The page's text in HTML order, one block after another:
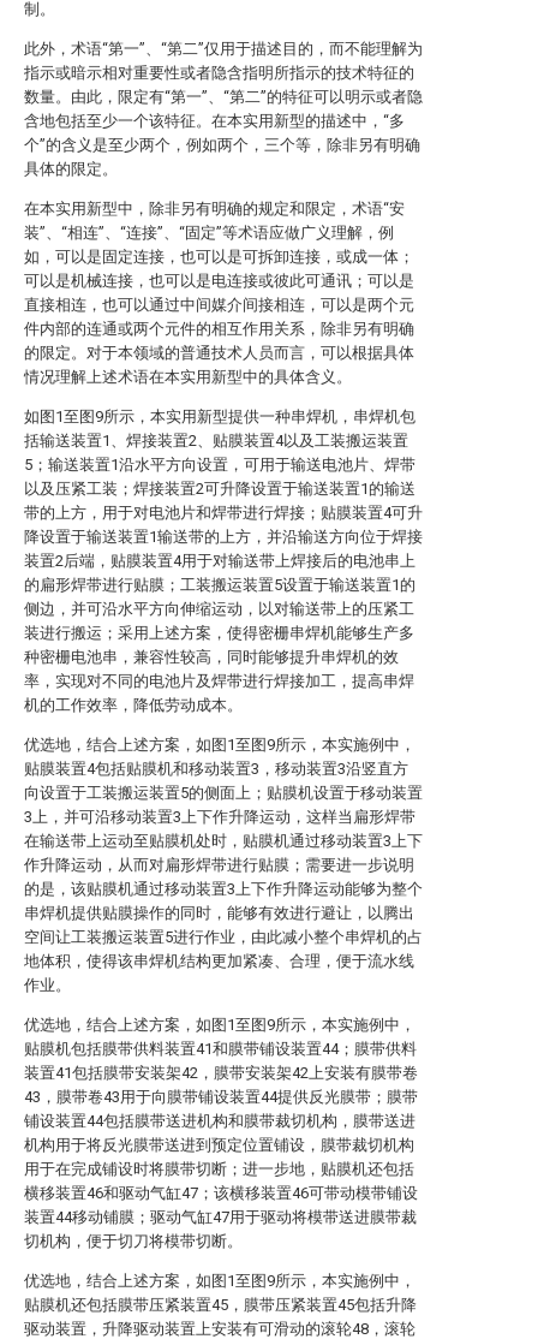
制。
此外，术语“第一”、“第二”仅用于描述目的，而不能理解为
指示或暗示相对重要性或者隐含指明所指示的技术特征的
数量。由此，限定有“第一”、“第二”的特征可以明示或者隐
含地包括至少一个该特征。在本实用新型的描述中，“多
个”的含义是至少两个，例如两个，三个等，除非另有明确
具体的限定。
在本实用新型中，除非另有明确的规定和限定，术语“安
装”、“相连”、“连接”、“固定”等术语应做广义理解，例
如，可以是固定连接，也可以是可拆卸连接，或成一体；
可以是机械连接，也可以是电连接或彼此可通讯；可以是
直接相连，也可以通过中间媒介间接相连，可以是两个元
件内部的连通或两个元件的相互作用关系，除非另有明确
的限定。对于本领域的普通技术人员而言，可以根据具体
情况理解上述术语在本实用新型中的具体含义。
如图1至图9所示，本实用新型提供一种串焊机，串焊机包
括输送装置1、焊接装置2、贴膜装置4以及工装搬运装置
5；输送装置1沿水平方向设置，可用于输送电池片、焊带
以及压紧工装；焊接装置2可升降设置于输送装置1的输送
带的上方，用于对电池片和焊带进行焊接；贴膜装置4可升
降设置于输送装置1输送带的上方，并沿输送方向位于焊接
装置2后端，贴膜装置4用于对输送带上焊接后的电池串上
的扁形焊带进行贴膜；工装搬运装置5设置于输送装置1的
侧边，并可沿水平方向伸缩运动，以对输送带上的压紧工
装进行搬运；采用上述方案，使得密栅串焊机能够生产多
种密栅电池串，兼容性较高，同时能够提升串焊机的效
率，实现对不同的电池片及焊带进行焊接加工，提高串焊
机的工作效率，降低劳动成本。
优选地，结合上述方案，如图1至图9所示，本实施例中，
贴膜装置4包括贴膜机和移动装置3，移动装置3沿竖直方
向设置于工装搬运装置5的侧面上；贴膜机设置于移动装置
3上，并可沿移动装置3上下作升降运动，这样当扁形焊带
在输送带上运动至贴膜机处时，贴膜机通过移动装置3上下
作升降运动，从而对扁形焊带进行贴膜；需要进一步说明
的是，该贴膜机通过移动装置3上下作升降运动能够为整个
串焊机提供贴膜操作的同时，能够有效进行避让，以腾出
空间让工装搬运装置5进行作业，由此减小整个串焊机的占
地体积，使得该串焊机结构更加紧凑、合理，便于流水线
作业。
优选地，结合上述方案，如图1至图9所示，本实施例中，
贴膜机包括膜带供料装置41和膜带铺设装置44；膜带供料
装置41包括膜带安装架42，膜带安装架42上安装有膜带卷
43，膜带卷43用于向膜带铺设装置44提供反光膜带；膜带
铺设装置44包括膜带送进机构和膜带裁切机构，膜带送进
机构用于将反光膜带送进到预定位置铺设，膜带裁切机构
用于在完成铺设时将膜带切断；进一步地，贴膜机还包括
横移装置46和驱动气缸47；该横移装置46可带动模带铺设
装置44移动铺膜；驱动气缸47用于驱动将模带送进膜带裁
切机构，便于切刀将模带切断。
优选地，结合上述方案，如图1至图9所示，本实施例中，
贴膜机还包括膜带压紧装置45，膜带压紧装置45包括升降
驱动装置，升降驱动装置上安装有可滑动的滚轮48，滚轮